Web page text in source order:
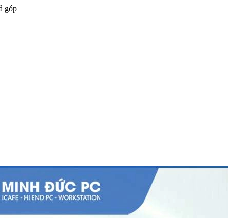
góp